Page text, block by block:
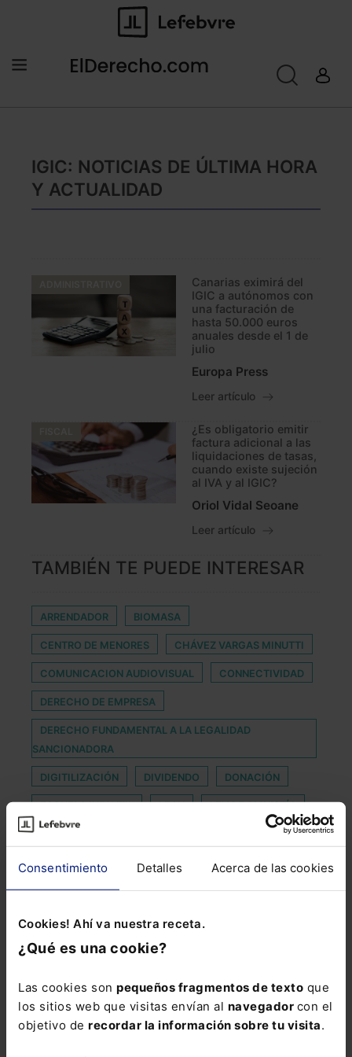
Consentimiento Detalles Acerca de las cookies
Cookies! Ahí va nuestra receta.
¿Qué es una cookie?
Las cookies son pequeños fragmentos de texto que
los sitios web que visitas envían al navegador con el
objetivo de recordar la información sobre tu visita.
IGIC: NOTICIAS DE ÚLTIMA HORA
Y ACTUALIDAD
Canarias eximirá del
IGIC a autónomos con
una facturación de
hasta 50.000 euros
anuales desde el 1 de
julio
Europa Press
Leer artículo
¿Es obligatorio emitir
factura adicional a las
liquidaciones de tasas,
cuando existe sujeción
al IVA y al IGIC?
Oriol Vidal Seoane
Leer artículo
TAMBIÉN TE PUEDE INTERESAR
ARRENDADOR BIOMASA
CENTRO DE MENORES CHÁVEZ VARGAS MINUTTI
COMUNICACION AUDIOVISUAL CONNECTIVIDAD
DERECHO DE EMPRESA
DERECHO FUNDAMENTAL A LA LEGALIDAD
SANCIONADORA
DIGITILIZACIÓN DIVIDENDO DONACIÓN
ESCUELA INFANTIL LEAN LEY DE AMNISTÍA
MADUREZ
MINISTRO DE JUSTICIA
PLAN DE TRANSICIÓN A LA NUEVA NORMALIDAD
PRESTACIONES FAMILIARES
PROCESO CONTENCIOSO
REAL DECRETO 463/2020 REFORMA PENSIONES
SPAIN LEGAL EXPO SUSTANTIVO